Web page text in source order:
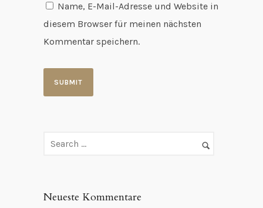
Name, E-Mail-Adresse und Website in
diesem Browser für meinen nächsten
Kommentar speichern.
Neueste Kommentare